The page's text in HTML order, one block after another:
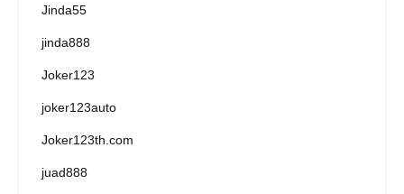
Jinda55
jinda888
Joker123
joker123auto
Joker123th.com
juad888